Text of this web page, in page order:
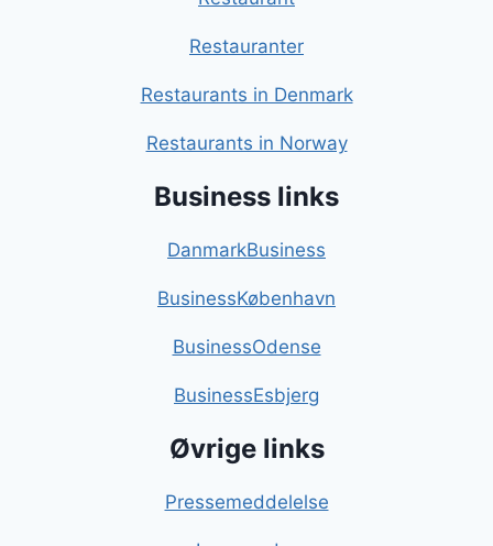
Restauranter
Restaurants in Denmark
Restaurants in Norway
Business links
DanmarkBusiness
BusinessKøbenhavn
BusinessOdense
BusinessEsbjerg
Øvrige links
Pressemeddelelse